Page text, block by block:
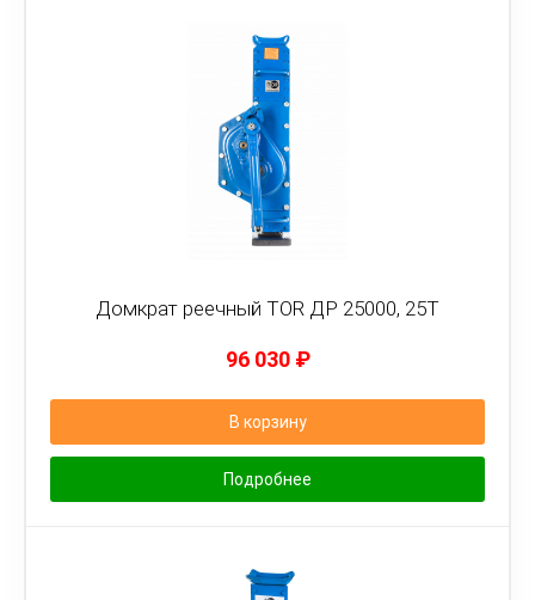
Домкрат реечный TOR ДР 25000, 25Т
96 030 ₽
В корзину
Подробнее